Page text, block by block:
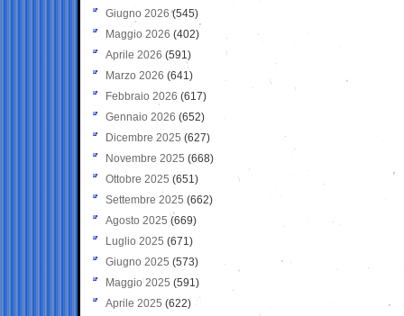
Giugno 2026 (545)
Maggio 2026 (402)
Aprile 2026 (591)
Marzo 2026 (641)
Febbraio 2026 (617)
Gennaio 2026 (652)
Dicembre 2025 (627)
Novembre 2025 (668)
Ottobre 2025 (651)
Settembre 2025 (662)
Agosto 2025 (669)
Luglio 2025 (671)
Giugno 2025 (573)
Maggio 2025 (591)
Aprile 2025 (622)